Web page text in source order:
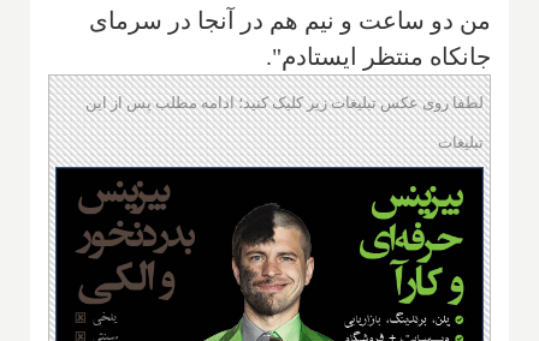
من دو ساعت و نیم هم در آنجا در سرمای
جانکاه منتظر ایستادم".
لطفا روی عکس تبلیغات زیر کلیک کنید؛ ادامه مطلب پس از این
تبلیغات